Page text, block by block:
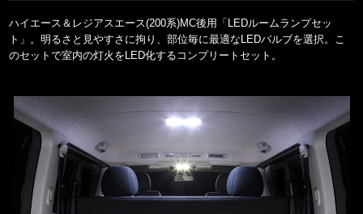
ハイエース＆レジアスエース(200系)MC後用「LEDルームランプセッ
ト」。明るさと見やすさに拘り、部位毎に最適なLEDバルブを選択。こ
のセットで室内の灯火をLED化するコンプリートセット。